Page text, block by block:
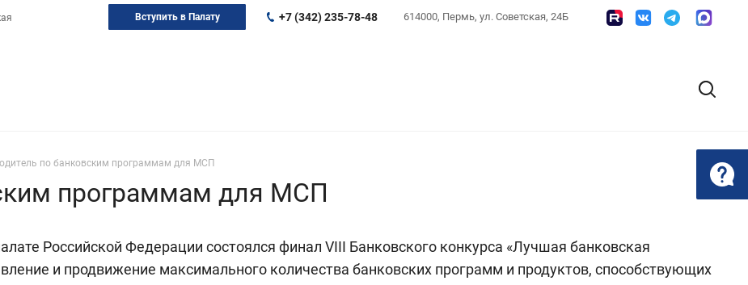
614000, Пермь, ул. Советская, 24Б
+7 (342) 235-78-48
Вступить в Палату
по банковским программам для МСП
программам для МСП
Российской Федерации состоялся финал VIII Банковского конкурса «Лучшая банковская
и продвижение максимального количества банковских программ и продуктов, способствующих